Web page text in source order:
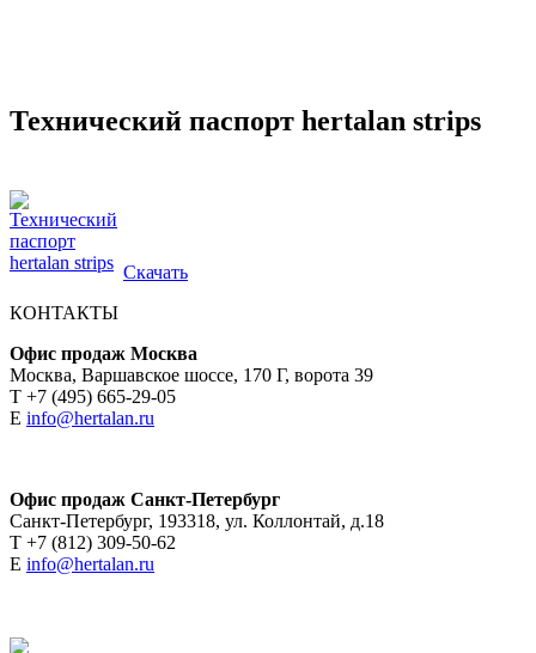
Технический паспорт hertalan strips
Скачать
КОНТАКТЫ
Офис продаж Москва
Москва, Варшавское шоссе, 170 Г, ворота 39
Т +7 (495) 665-29-05
E info@hertalan.ru
Офис продаж Санкт-Петербург
Санкт-Петербург, 193318, ул. Коллонтай, д.18
T +7 (812) 309-50-62
E info@hertalan.ru